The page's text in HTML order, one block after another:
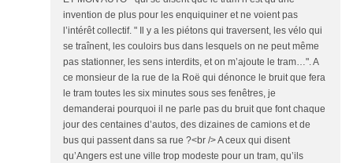
invention de plus pour les enquiquiner et ne voient pas
l’intérêt collectif. " Il y a les piétons qui traversent, les vélo qui
se traînent, les couloirs bus dans lesquels on ne peut même
pas stationner, les sens interdits, et on m’ajoute le tram…". A
ce monsieur de la rue de la Roë qui dénonce le bruit que fera
le tram toutes les six minutes sous ses fenêtres, je
demanderai pourquoi il ne parle pas du bruit que font chaque
jour des centaines d’autos, des dizaines de camions et de
bus qui passent dans sa rue ?<br /> A ceux qui disent
qu’Angers est une ville trop modeste pour un tram, qu’ils